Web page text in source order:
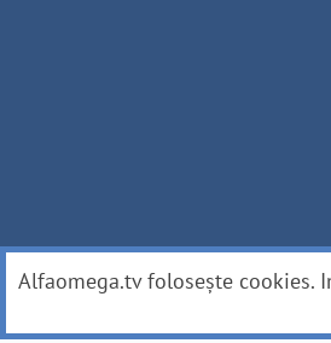
Alfaomega.tv folosește cookies.